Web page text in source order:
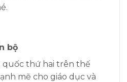
bộ
quốc thứ hai trên thế
mẽ cho giáo dục và